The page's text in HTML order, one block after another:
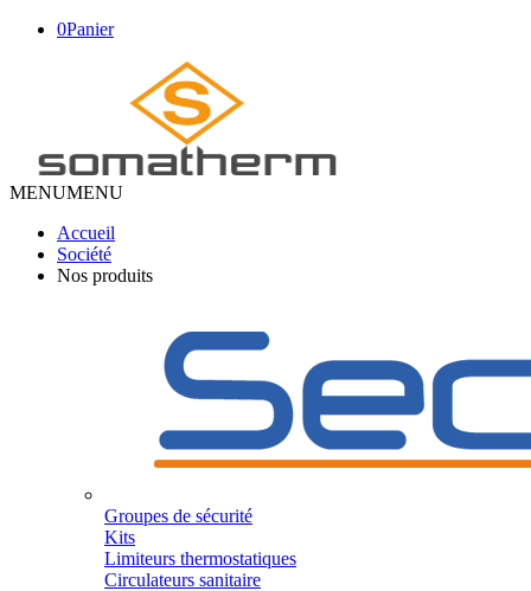
0Panier
MENUMENU
Accueil
Société
Nos produits
Groupes de sécurité
Kits
Limiteurs thermostatiques
Circulateurs sanitaire